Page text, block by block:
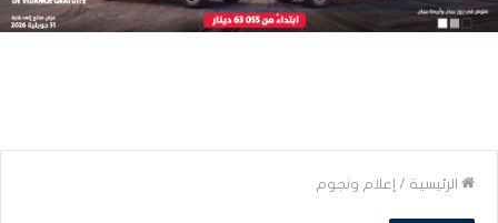
الرئيسية / إعلام ونجوم